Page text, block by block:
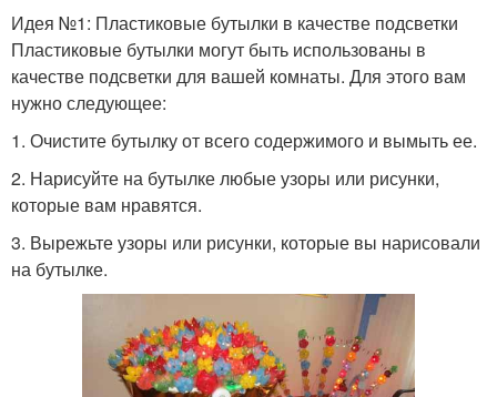
Идея №1: Пластиковые бутылки в качестве подсветки
Пластиковые бутылки могут быть использованы в
качестве подсветки для вашей комнаты. Для этого вам
нужно следующее:
1. Очистите бутылку от всего содержимого и вымыть ее.
2. Нарисуйте на бутылке любые узоры или рисунки,
которые вам нравятся.
3. Вырежьте узоры или рисунки, которые вы нарисовали
на бутылке.